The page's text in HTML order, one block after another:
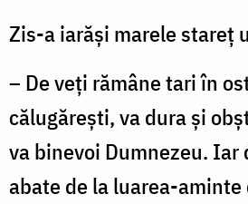
Zis-a iarăşi marele stareţ
– De veţi rămâne tari în
călugăreşti, va dura şi
va binevoi Dumnezeu. Iar
abate de la luarea-aminte